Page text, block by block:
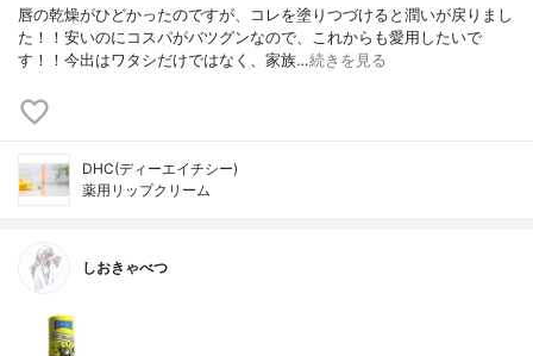
唇の乾燥がひどかったのですが、コレを塗りつづけると潤いが戻りまし
た！！安いのにコスパがバツグンなので、これからも愛用したいで
す！！今出はワタシだけではなく、家族…続きを見る
DHC(ディーエイチシー)
薬用リップクリーム
しおきゃべつ